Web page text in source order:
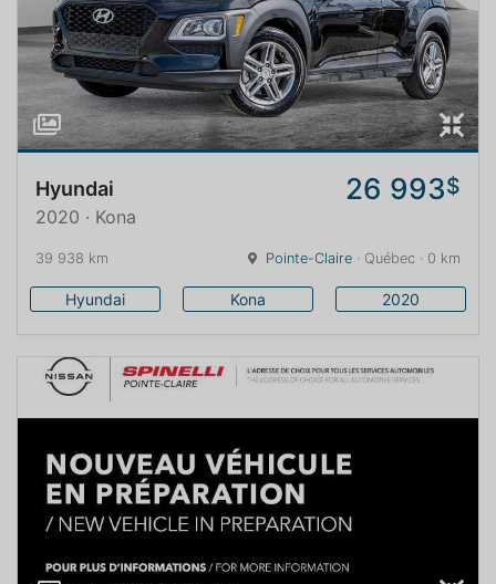
Hyundai 26 993$
2020 · Kona
39 938 km Pointe-Claire · Québec · 0 km
Hyundai Kona 2020